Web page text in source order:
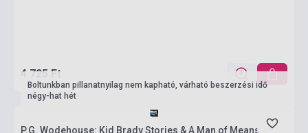
4 725 Ft
Boltunkban pillanatnyilag nem kapható, várható beszerzési idő
négy-hat hét
P.G. Wodehouse: Kid Brady Stories & A Man of Means